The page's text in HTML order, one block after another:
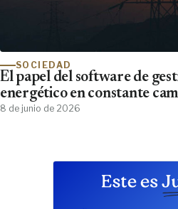
SOCIEDAD
El papel del software de
energético en constante
8 de junio de 2026